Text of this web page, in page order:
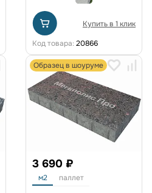
Купить в 1 клик
Код товара: 20866
Образец в шоуруме
3 690 ₽
м2 паллет